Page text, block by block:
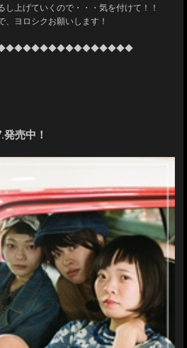
し上げていくので・・・気を付けて！！
、ヨロシクお願いします！
売中！